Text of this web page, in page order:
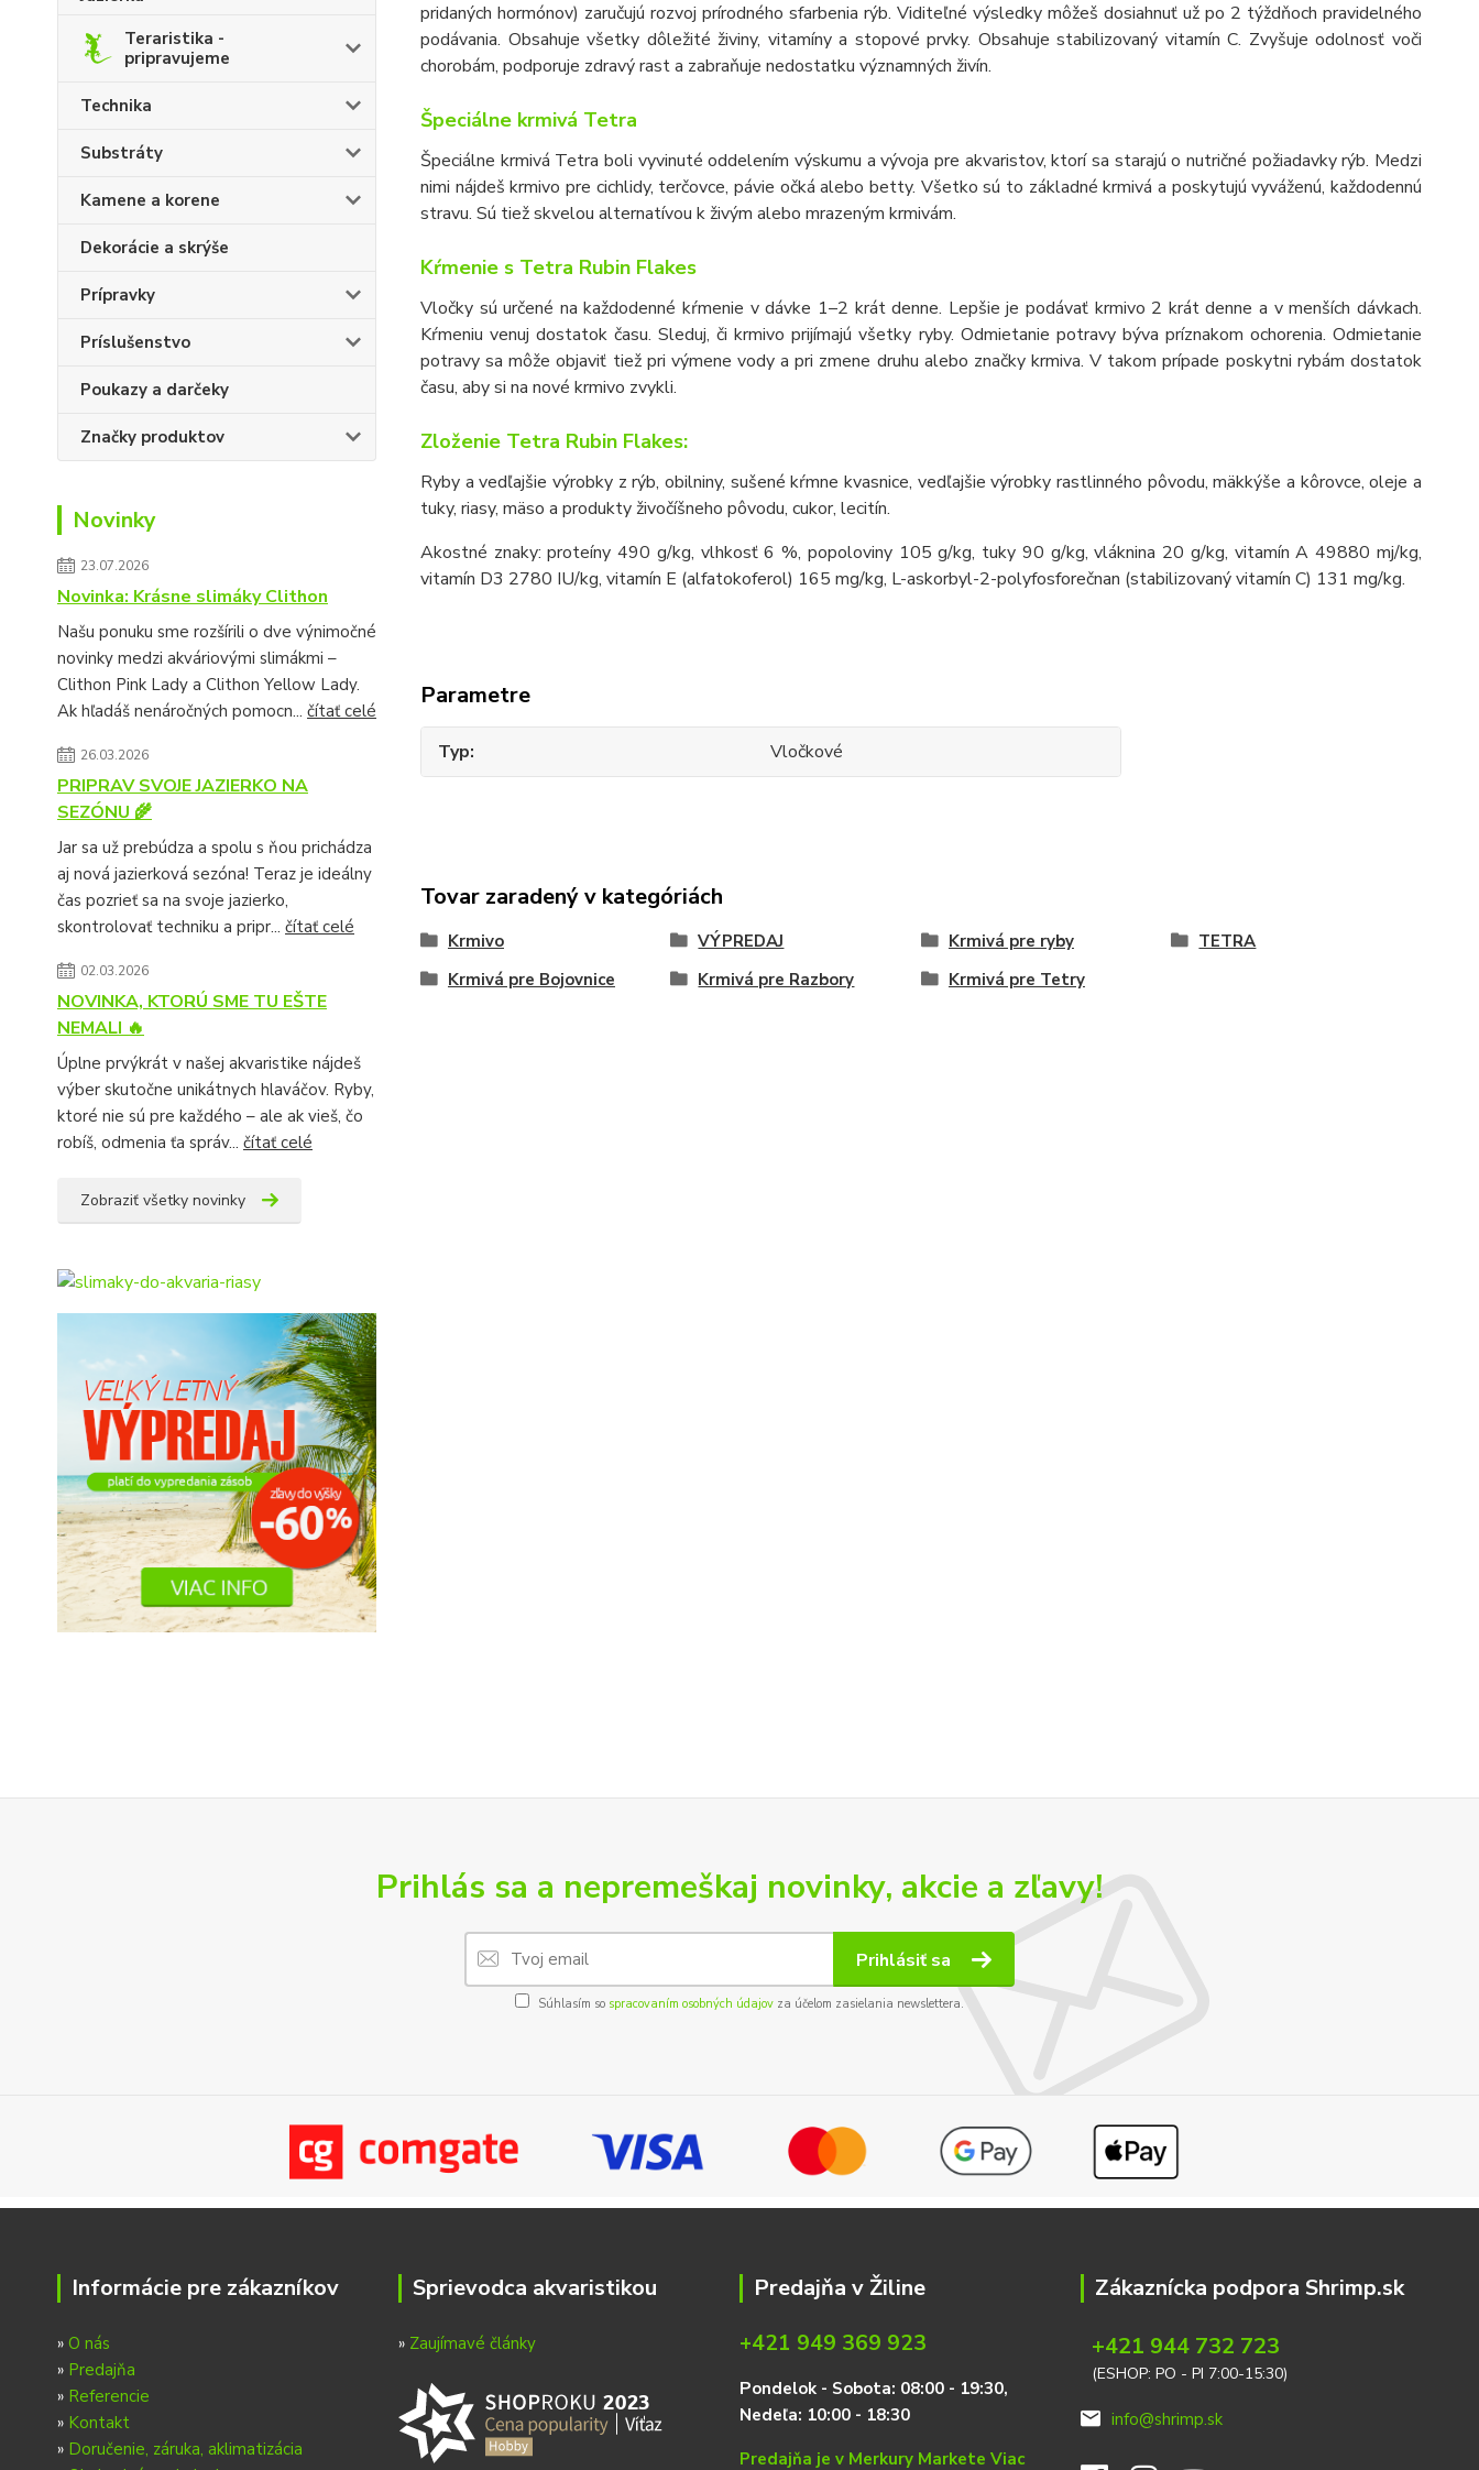
Teraristika -
pripravujeme
Technika
Substráty
Kamene a korene
Dekorácie a skrýše
Prípravky
Príslušenstvo
Poukazy a darčeky
Značky produktov
Novinky
23.07.2026
Novinka: Krásne slimáky Clithon
Našu ponuku sme rozšírili o dve výnimočné
novinky medzi akváriovými slimákmi –
Clithon Pink Lady a Clithon Yellow Lady.
Ak hľadáš nenáročných pomocn... čítať celé
26.03.2026
PRIPRAV SVOJE JAZIERKO NA
SEZÓNU 🌾
Jar sa už prebúdza a spolu s ňou prichádza
aj nová jazierková sezóna! Teraz je ideálny
čas pozrieť sa na svoje jazierko,
skontrolovať techniku a pripr... čítať celé
02.03.2026
NOVINKA, KTORÚ SME TU EŠTE
NEMALI 🔥
Úplne prvýkrát v našej akvaristike nájdeš
výber skutočne unikátnych hlaváčov. Ryby,
ktoré nie sú pre každého – ale ak vieš, čo
robíš, odmenia ťa správ... čítať celé
Zobraziť všetky novinky
pridaných hormónov) zaručujú rozvoj prírodného sfarbenia rýb. Viditeľné výsledky môžeš dosiahnuť už po 2 týždňoch pravidelného
podávania. Obsahuje všetky dôležité živiny, vitamíny a stopové prvky. Obsahuje stabilizovaný vitamín C. Zvyšuje odolnosť voči
chorobám, podporuje zdravý rast a zabraňuje nedostatku významných živín.
Špeciálne krmivá Tetra
Špeciálne krmivá Tetra boli vyvinuté oddelením výskumu a vývoja pre akvaristov, ktorí sa starajú o nutričné požiadavky rýb. Medzi
nimi nájdeš krmivo pre cichlidy, terčovce, pávie očká alebo betty. Všetko sú to základné krmivá a poskytujú vyváženú, každodennú
stravu. Sú tiež skvelou alternatívou k živým alebo mrazeným krmivám.
Kŕmenie s Tetra Rubin Flakes
Vločky sú určené na každodenné kŕmenie v dávke 1–2 krát denne. Lepšie je podávať krmivo 2 krát denne a v menších dávkach.
Kŕmeniu venuj dostatok času. Sleduj, či krmivo prijímajú všetky ryby. Odmietanie potravy býva príznakom ochorenia. Odmietanie
potravy sa môže objaviť tiež pri výmene vody a pri zmene druhu alebo značky krmiva. V takom prípade poskytni rybám dostatok
času, aby si na nové krmivo zvykli.
Zloženie Tetra Rubin Flakes:
Ryby a vedľajšie výrobky z rýb, obilniny, sušené kŕmne kvasnice, vedľajšie výrobky rastlinného pôvodu, mäkkýše a kôrovce, oleje a
tuky, riasy, mäso a produkty živočíšneho pôvodu, cukor, lecitín.
Akostné znaky: proteíny 490 g/kg, vlhkosť 6 %, popoloviny 105 g/kg, tuky 90 g/kg, vláknina 20 g/kg, vitamín A 49880 mj/kg,
vitamín D3 2780 IU/kg, vitamín E (alfatokoferol) 165 mg/kg, L-askorbyl-2-polyfosforečnan (stabilizovaný vitamín C) 131 mg/kg.
Parametre
Typ Vločkové
Tovar zaradený v kategóriách
Krmivo VÝPREDAJ Krmivá pre ryby
TETRA
Krmivá pre Bojovnice
Krmivá pre Razbory Krmivá pre Tetry
Prihlás sa a nepremeškaj novinky, akcie a zľavy!
Prihlásiť sa
Súhlasím so spracovaním osobných údajov za účelom zasielania newslettera.
Informácie pre zákazníkov
» O nás
» Predajňa
» Referencie
» Kontakt
» Doručenie, záruka, aklimatizácia
Sprievodca akvaristikou
» Zaujímavé články
Predajňa v Žiline
+421 949 369 923
Pondelok - Sobota: 08:00 - 19:30,
Nedeľa: 10:00 - 18:30
Predajňa je v Merkury Markete Viac
Zákaznícka podpora Shrimp.sk
+421 944 732 723
(ESHOP: PO - PI 7:00-15:30)
info@shrimp.sk